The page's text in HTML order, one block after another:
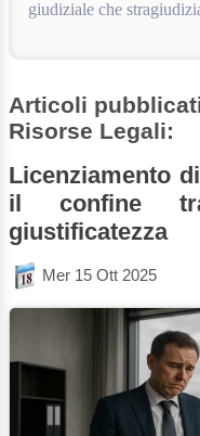
giudiziale che
Articoli
Risorse Legali:
Licenziamento
il confine
giustificatezza
Mer 15 Ott 2025